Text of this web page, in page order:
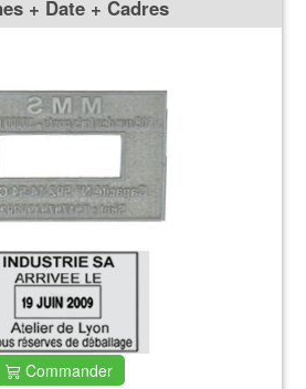
+ Date + Cadres
Commander